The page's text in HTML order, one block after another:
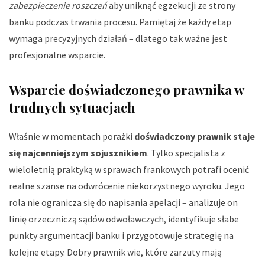
zabezpieczenie roszczeńaby uniknąć egzekucji ze strony
banku podczas trwania procesu. Pamiętaj że każdy etap
wymaga precyzyjnych działań – dlatego tak ważne jest
profesjonalne wsparcie.
Wsparcie doświadczonego prawnika w
trudnych sytuacjach
Właśnie w momentach porażki doświadczony prawnik staje
się najcenniejszym sojusznikiem. Tylko specjalista z
wieloletnią praktyką w sprawach frankowych potrafi ocenić
realne szanse na odwrócenie niekorzystnego wyroku. Jego
rola nie ogranicza się do napisania apelacji – analizuje on
linię orzeczniczą sądów odwoławczych, identyfikuje słabe
punkty argumentacji banku i przygotowuje strategię na
kolejne etapy. Dobry prawnik wie, które zarzuty mają